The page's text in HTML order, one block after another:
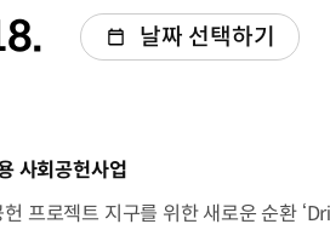
날짜 선택하기
사회공헌사업